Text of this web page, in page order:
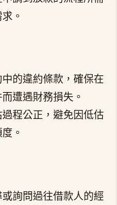
。
的違約條款，確保在
遭遇財務損失。
程公正，避免因低估
。
詢問過往借款人的經